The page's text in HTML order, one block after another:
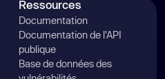
Ressources
Documentation
Documentation de l'API
publique
Base de données des